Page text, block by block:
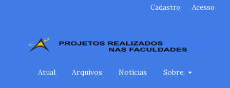
Atual Arquivos Notícias Sobre
Cadastro Acesso